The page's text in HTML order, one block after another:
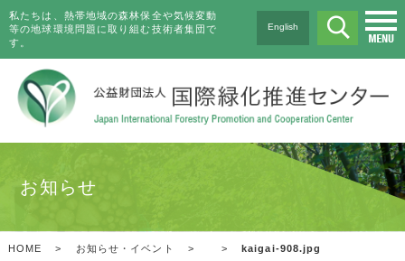
私たちは、熱帯地域の森林保全や気候変動
等の地球環境問題に取り組む技術者集団で
す。
English
お知らせ
HOME > お知らせ・イベント > > kaigai-908.jpg